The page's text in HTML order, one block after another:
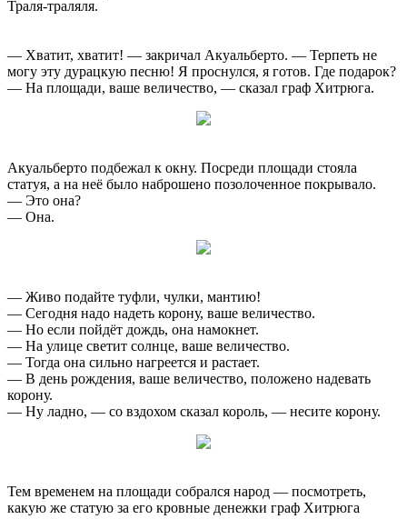
Траля-траляля.
— Хватит, хватит! — закричал Акуальберто. — Терпеть не
могу эту дурацкую песню! Я проснулся, я готов. Где подарок?
— На площади, ваше величество, — сказал граф Хитрюга.
Акуальберто подбежал к окну. Посреди площади стояла
статуя, а на неё было наброшено позолоченное покрывало.
— Это она?
— Она.
— Живо подайте туфли, чулки, мантию!
— Сегодня надо надеть корону, ваше величество.
— Но если пойдёт дождь, она намокнет.
— На улице светит солнце, ваше величество.
— Тогда она сильно нагреется и растает.
— В день рождения, ваше величество, положено надевать
корону.
— Ну ладно, — со вздохом сказал король, — несите корону.
Тем временем на площади собрался народ — посмотреть,
какую же статую за его кровные денежки граф Хитрюга